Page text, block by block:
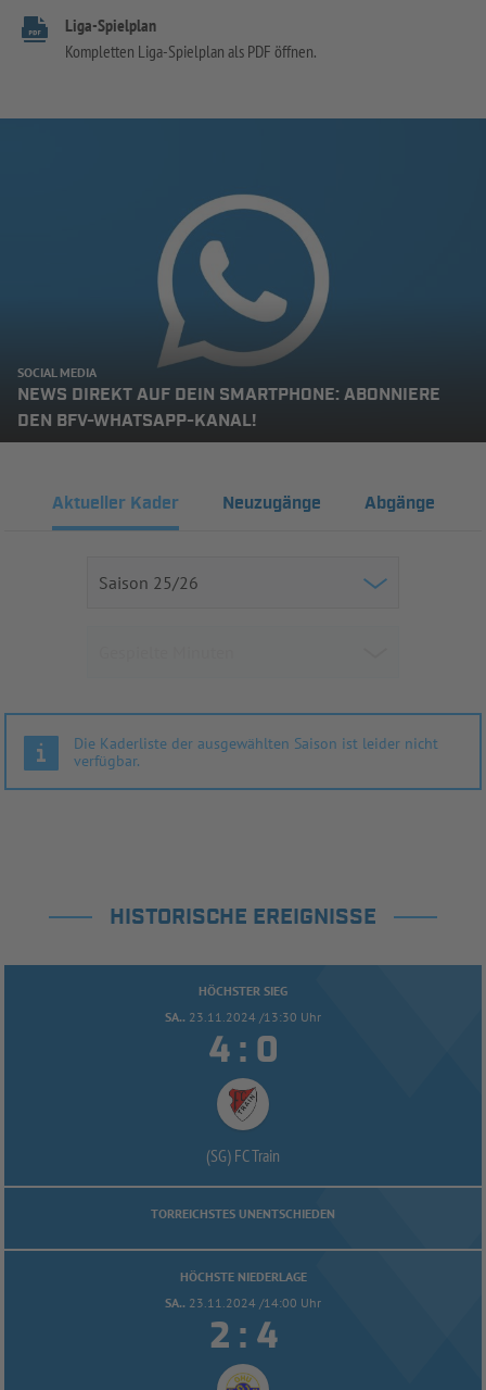
Liga-Spielplan
Kompletten Liga-Spielplan als PDF öffnen.
SOCIAL MEDIA
NEWS DIREKT AUF DEIN SMARTPHONE: ABONNIERE
DEN BFV-WHATSAPP-KANAL!
Aktueller Kader Neuzugänge Abgänge
Die Kaderliste der ausgewählten Saison ist leider nicht
verfügbar.
HISTORISCHE EREIGNISSE
HÖCHSTER SIEG
SA.. 23.11.2024 /13:30 Uhr
 : 
(SG) FC Train
TORREICHSTES UNENTSCHIEDEN
HÖCHSTE NIEDERLAGE
SA.. 23.11.2024 /14:00 Uhr
 : 